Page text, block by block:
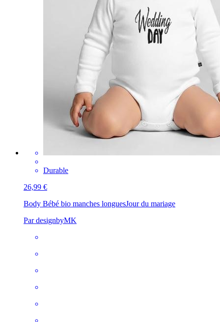
Durable
26,99 €
Body Bébé bio manches longuesJour du mariage
Par designbyMK